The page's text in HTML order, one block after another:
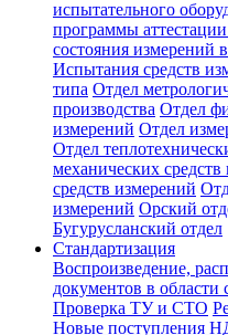
испытательного
программы
состояния измерений
Испытания средств
типа Отдел
производства Отдел
измерений Отдел
Отдел
механических средств
средств измерений
измерений Орский
Бугурусланский отдел
Стандартизация
Воспроизведение,
документов в области
Проверка ТУ и СТО
Новые поступления